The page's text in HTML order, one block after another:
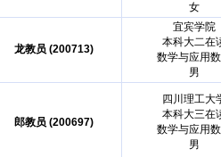
女
龙教员 (200713)
宜宾学院
本科大二在
数学与应用
男
郎教员 (200697)
四川理工大
本科大三在
数学与应用
男